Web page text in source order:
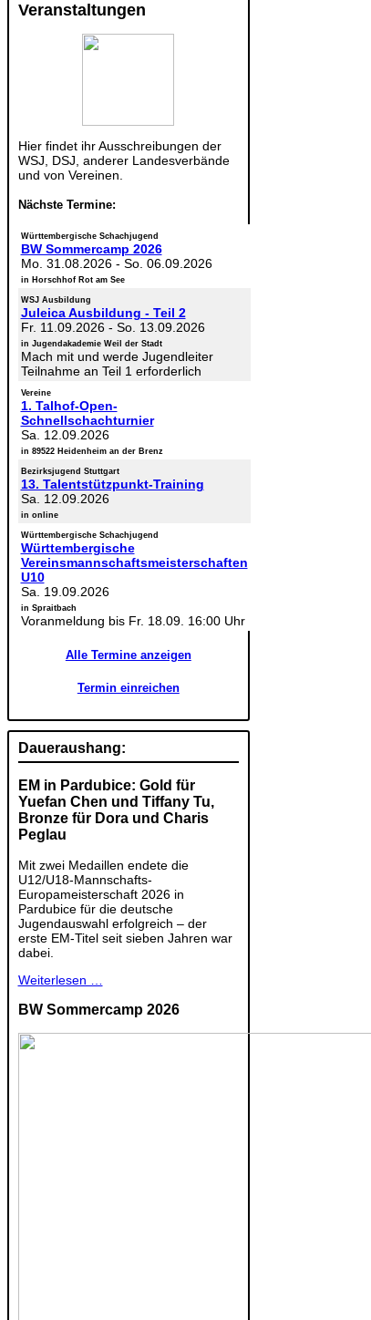
Veranstaltungen
Hier findet ihr Ausschreibungen der
WSJ, DSJ, anderer Landesverbände
und von Vereinen.
Nächste Termine:
Württembergische Schachjugend
BW Sommercamp 2026
Mo. 31.08.2026- So. 06.09.2026
in Horschhof Rot am See
WSJ Ausbildung
Juleica Ausbildung - Teil 2
Fr. 11.09.2026- So. 13.09.2026
in Jugendakademie Weil der Stadt
Mach mit und werde Jugendleiter
Teilnahme an Teil 1 erforderlich
Vereine
1. Talhof-Open-
Schnellschachturnier
Sa. 12.09.2026
in 89522 Heidenheim an der Brenz
Bezirksjugend Stuttgart
13. Talentstützpunkt-Training
Sa. 12.09.2026
in online
Württembergische Schachjugend
Württembergische
Vereinsmannschaftsmeisterschaften
U10
Sa. 19.09.2026
in Spraitbach
Voranmeldung bis Fr. 18.09. 16:00 Uhr
Alle Termine anzeigen
Termin einreichen
Daueraushang:
EM in Pardubice: Gold für
Yuefan Chen und Tiffany Tu,
Bronze für Dora und Charis
Peglau
Mit zwei Medaillen endete die
U12/U18-Mannschafts-
Europameisterschaft 2026 in
Pardubice für die deutsche
Jugendauswahl erfolgreich – der
erste EM-Titel seit sieben Jahren war
dabei.
Weiterlesen …
BW Sommercamp 2026